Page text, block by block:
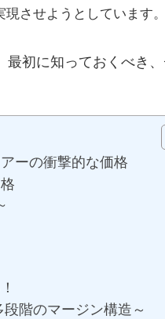
させようとしています。
初に知っておくべき
ーの衝撃的な価格
階のマージン構造～